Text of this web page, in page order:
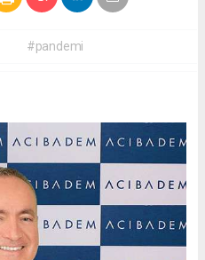
#pandemi